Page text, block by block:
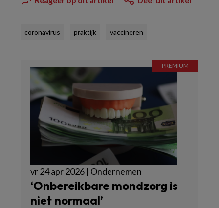
coronavirus praktijk vaccineren
vr 24 apr 2026 | Ondernemen
‘Onbereikbare mondzorg is
niet normaal’